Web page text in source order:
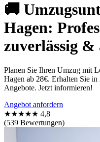
🚚
Hagen:
zuverlässig &
Planen Sie Ihren Umzug mit
Hagen ab 28€. Erhalten Sie
Angebote. Jetzt informieren!
Angebot anfordern
★★★★★ 4,8
(539 Bewertungen)